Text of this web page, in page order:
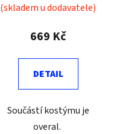
(skladem u dodavatele)
669 Kč
DETAIL
Součástí kostýmu je
overal.